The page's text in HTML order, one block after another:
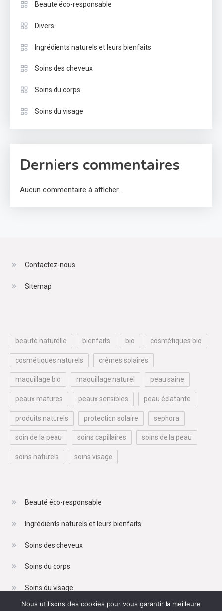
Beauté éco-responsable
Divers
Ingrédients naturels et leurs bienfaits
Soins des cheveux
Soins du corps
Soins du visage
Derniers commentaires
Aucun commentaire à afficher.
Contactez-nous
Sitemap
beauté naturelle bienfaits bio cosmétiques bio
cosmétiques naturels crèmes solaires
maquillage bio maquillage naturel peau saine
peaux matures peaux sensibles peau éclatante
produits naturels protection solaire sephora
soin de la peau soins capillaires soins de la peau
soins naturels soins visage
Beauté éco-responsable
Ingrédients naturels et leurs bienfaits
Soins des cheveux
Soins du corps
Soins du visage
Nous utilisons des cookies pour vous garantir la meilleure